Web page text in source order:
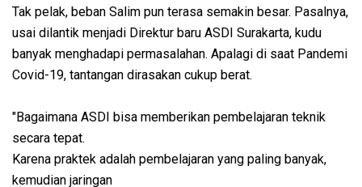
Tak pelak, beban Salim pun terasa semakin besar. Pasalnya,
usai dilantik menjadi Direktur baru ASDI Surakarta, kudu
banyak menghadapi permasalahan. Apalagi di saat Pandemi
Covid-19, tantangan dirasakan cukup berat.
"Bagaimana ASDI bisa memberikan pembelajaran teknik
secara tepat.
Karena praktek adalah pembelajaran yang paling banyak,
kemudian jaringan